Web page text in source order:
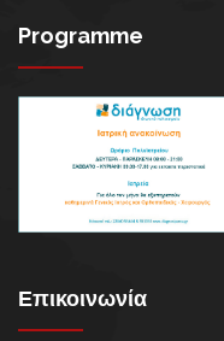
Programme
Επικοινωνία